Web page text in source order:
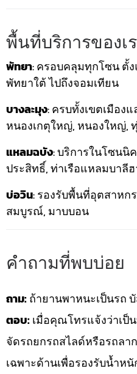
พื้นที่บริการของเ
พัทยา: ครอบคลุมทุกโซน ตั้
พัทยาใต้ ไปถึงจอมเทียน
บางละมุง: ครบทั้งเขตเมือง
หนองเกตุใหญ่, หนองใหญ่,
แหลมฉบัง: บริการในโซนนิ
ประสิทธิ์, ท่าเรือแหลมบาลี
บ่อวิน: รองรับพื้นที่อุตสาหก
สมบูรณ์, มาบบอน
คำถามที่พบบ่อย
ถาม:ถ้ายานพาหนะเป็นรถ
ตอบ:เมื่อคุณโทรแจ้งว่าเป็น
จัดรถยกรถสไลด์หรือรถล
เฉพาะด้านเพื่อรองรับน้ำห